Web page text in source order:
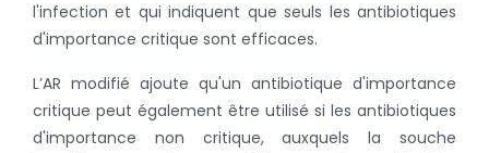
l'infection et qui indiquent que seuls les antibiotiques
d'importance critique sont efficaces.
L’AR modifié ajoute qu'un antibiotique d'importance
critique peut également être utilisé si les antibiotiques
d'importance non critique, auxquels la souche